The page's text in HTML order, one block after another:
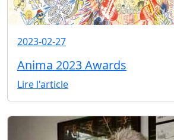
2023-02-27
Anima 2023 Awards
Lire l'article